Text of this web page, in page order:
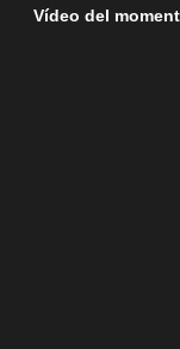
Vídeo del